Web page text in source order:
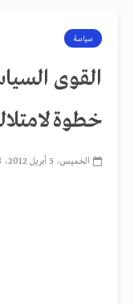
سياسة
القوى
خطوة
الخميس، 5 أبريل 2012، 1:33 ص